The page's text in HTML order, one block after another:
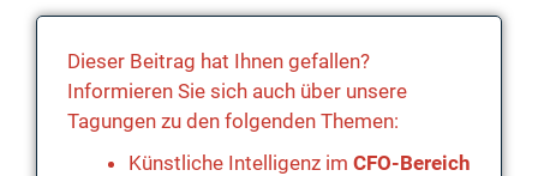
Dieser Beitrag hat Ihnen gefallen?
Informieren Sie sich auch über unsere
Tagungen zu den folgenden Themen:
Künstliche Intelligenz im CFO-Bereich